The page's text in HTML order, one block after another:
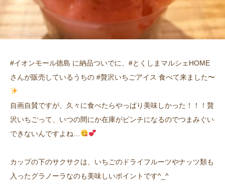
#イオンモール徳島 に納品ついでに、#とくしまマルシェHOME
さんが販売しているうちの #贅沢いちごアイス 食べて来ました〜
自画自賛ですが、久々に食べたらやっぱり美味しかった！！！贅
沢いちごって、いつの間にか在庫がピンチになるのでつまみぐい
できないんですよね…
カップの下のサクサクは、いちごのドライフルーツやナッツ類も
入ったグラノーラなのも美味しいポイントです^_^